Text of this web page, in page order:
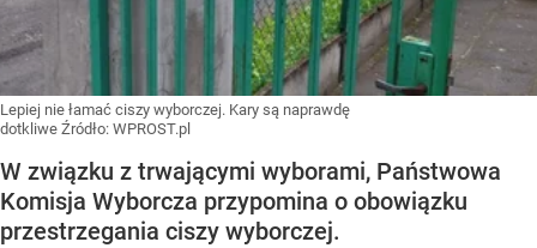
Lepiej nie łamać ciszy wyborczej. Kary są naprawdę
dotkliwe Źródło: WPROST.pl
W związku z trwającymi wyborami, Państwowa
Komisja Wyborcza przypomina o obowiązku
przestrzegania ciszy wyborczej.